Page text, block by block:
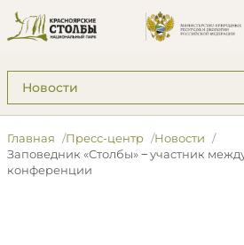
Подразделы: Пресс-центр
Главная Пресс-центр
Новости
​Заповедник «Столбы» ‒ участник
конференции